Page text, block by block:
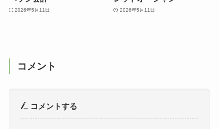
2026年5月11日 2026年5月11日
コメント
コメントする